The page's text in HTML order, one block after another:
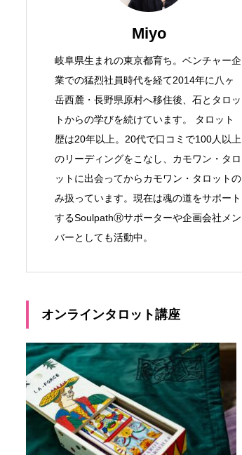
Miyo
岐阜県生まれの東京都育ち。ベンチャー企
業での猛烈社員時代を経て2014年に八ヶ
岳西麓・長野県原村へ移住後、石とタロッ
トからの学びを続けています。 タロット
歴は20年以上。20代で口コミで100人以上
のリーディングをこなし、カモワン・タロ
ットに出会ってからカモワン・タロットの
み扱っています。現在は魂の道をサポート
するSoulpathⓇサポーターや企画会社メン
バーとしても活動中。
オンラインタロット講座